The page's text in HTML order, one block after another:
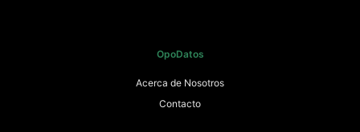
OpoDatos
Acerca de Nosotros
Contacto